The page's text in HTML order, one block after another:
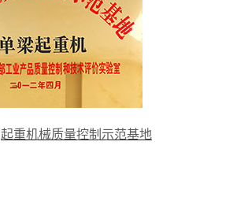
起重机械质量控制示范基地